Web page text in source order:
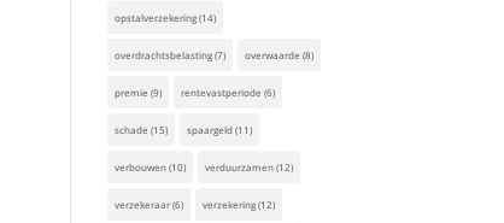
opstalverzekering(14)
overdrachtsbelasting(7) overwaarde (8)
premie (9) rentevastperiode (6)
schade (15) spaargeld(11)
verbouwen(10) verduurzamen(12)
verzekeraar(6) verzekering(12)